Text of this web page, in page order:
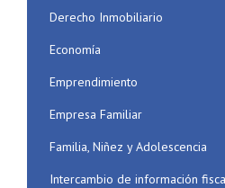
Derecho Inmobiliario
Economía
Emprendimiento
Empresa Familiar
Familia, Niñez y Adolescencia
Intercambio de información